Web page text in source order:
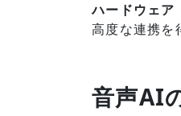
ハードウェア
高度な連携を
音声AI